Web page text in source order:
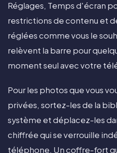
Réglages, Temps d'écran
restrictions de contenu et
réglées comme vous le
relèvent la barre pour
moment seul avec votre
Pour les photos que vous
privées, sortez-les de la
système et déplacez-les
chiffrée qui se verrouille
téléphone. Un coffre-fort